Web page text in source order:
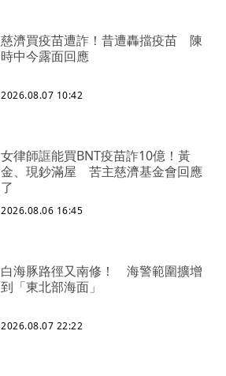
慈濟買疫苗遭詐！昔遭轟擋疫苗 陳
時中今露面回應
2026.08.07 10:42
女律師誆能買BNT疫苗詐10億！黃
金、現鈔滿屋 苦主慈濟基金會回應
了
2026.08.06 16:45
白海豚路徑又南修！ 海警範圍擴增
到「東北部海面」
2026.08.07 22:22